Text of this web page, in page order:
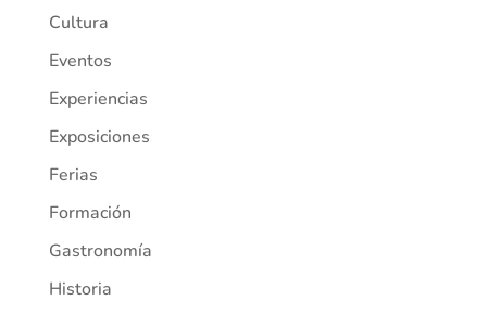
Cultura
Eventos
Experiencias
Exposiciones
Ferias
Formación
Gastronomía
Historia